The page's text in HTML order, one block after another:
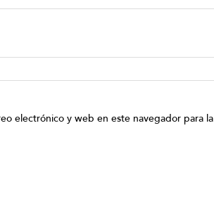
electrónico y web en este navegador para la